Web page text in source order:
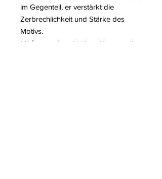
im Gegenteil, er verstärkt die
Zerbrechlichkeit und Stärke des
Motivs.
Mit Icare
erforscht Hom Nguyen die